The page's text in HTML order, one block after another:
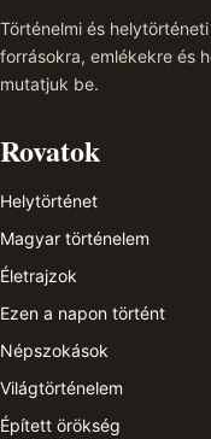
Történelmi és
forrásokra, emlékekre és
mutatjuk be.
Rovatok
Helytörténet
Magyar történelem
Életrajzok
Ezen a napon történt
Népszokások
Világtörténelem
Épített örökség